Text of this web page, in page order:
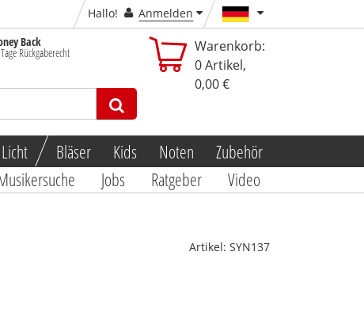
Hallo!
Anmelden
Back
Rückgaberecht
Warenkorb:
0 Artikel,
0,00 €
Licht Bläser Kids Noten
Zubehör
Jobs Ratgeber Video
Artikel: SYN137